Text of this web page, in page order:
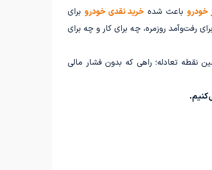
خودرو باعث شده خرید نقدی خودرو برای
رفت‌وآمد روزمره، چه برای کار و چه برای
نقطه تعادله؛ راهی که بدون فشار مالی